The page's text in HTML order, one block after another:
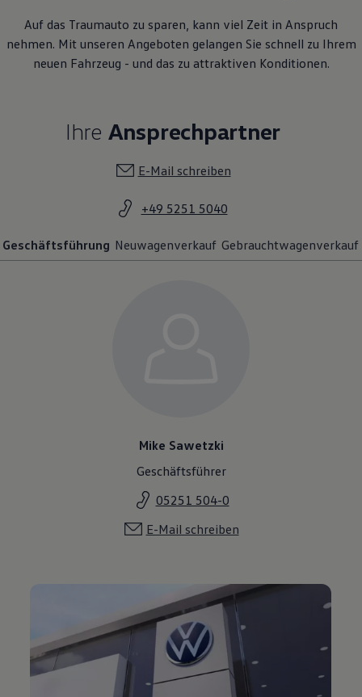
Auf das Traumauto zu sparen, kann viel Zeit in Anspruch
nehmen. Mit unseren Angeboten gelangen Sie schnell zu Ihrem
neuen Fahrzeug - und das zu attraktiven Konditionen.
Ihre Ansprechpartner
E-Mail schreiben
+49 5251 5040
Geschäftsführung Neuwagenverkauf Gebrauchtwagenverkauf
Mike Sawetzki
Geschäftsführer
05251 504-0
E-Mail schreiben